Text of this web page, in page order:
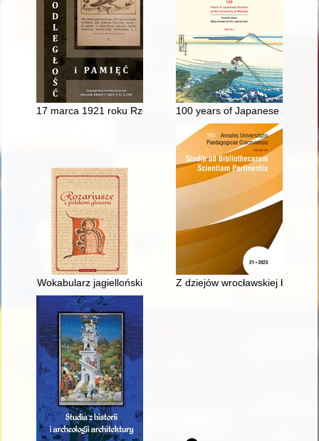
17 marca 1921 roku Rzeczpospolita weszła na drogę
100 years of Japanese studies
Wokabularz jagielloński Z dziejów wrocławskiej